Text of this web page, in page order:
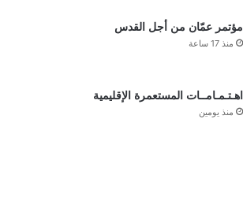
مؤتمر عمّان من أجل القدس
منذ 17 ساعة
اهـتـمـامــات المستعمرة الإقليمية
منذ يومين